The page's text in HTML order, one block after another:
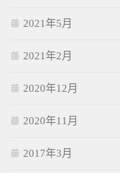
2021年5月
2021年2月
2020年12月
2020年11月
2017年3月